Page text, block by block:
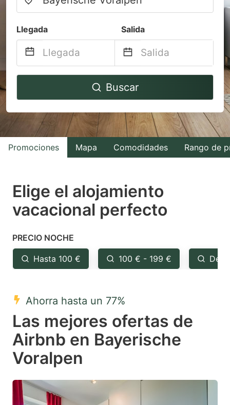
Llegada Salida
Navigate
to
interact
with
the
select
a
Press
the
question
key
to
get
the
keyboard
shortcuts
for
Navigate
to
interact
with
the
select
a
the
question
to
get
the
shortcuts
Buscar
Promociones Mapa Comodidades Rango de
Elige el alojamiento
vacacional perfecto
PRECIO NOCHE
Hasta 100 € 100 € - 199 €
Ahorra hasta un 77%
Las mejores ofertas de
Airbnb en Bayerische
Voralpen